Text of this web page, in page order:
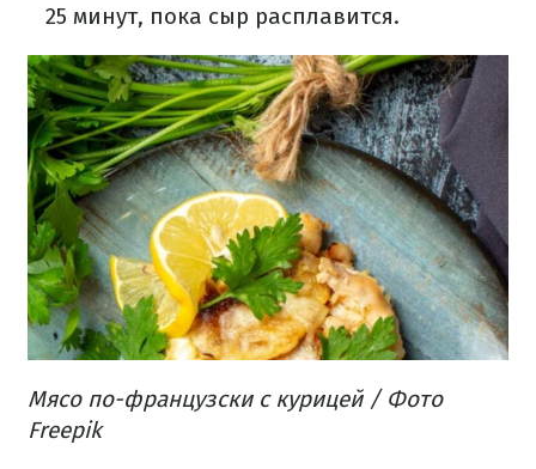
25 минут, пока сыр расплавится.
Мясо по-французски с курицей / Фото
Freepik